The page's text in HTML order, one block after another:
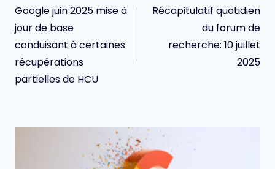
de
l’article
Google juin 2025 mise à
jour de base
conduisant à certaines
récupérations
partielles de HCU
Récapitulatif quotidien
du forum de
recherche: 10 juillet
2025